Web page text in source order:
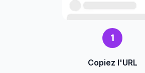
1
Copiez l'URL